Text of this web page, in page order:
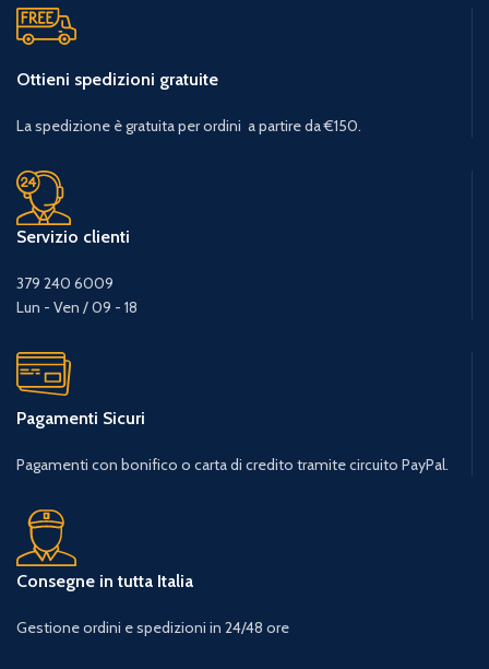
Ottieni spedizioni gratuite
La spedizione è gratuita per ordini a partire da €150.
Servizio clienti
379 240 6009
Lun - Ven / 09 - 18
Pagamenti Sicuri
Pagamenti con bonifico o carta di credito tramite circuito PayPal.
Consegne in tutta Italia
Gestione ordini e spedizioni in 24/48 ore